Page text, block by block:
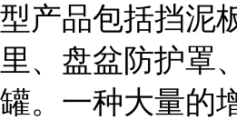
型产品包括挡泥
里、盘盆防护罩
罐。一种大量的